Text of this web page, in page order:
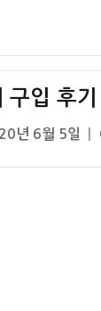
구입 후
년 6월 5일